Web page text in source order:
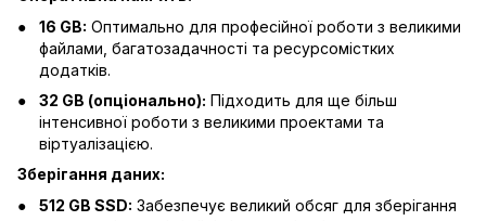
16 GB: Оптимально для професійної роботи з великими
файлами, багатозадачності та ресурсомістких
додатків.
32 GB (опціонально): Підходить для ще більш
інтенсивної роботи з великими проектами та
віртуалізацією.
Зберігання даних:
512 GB SSD: Забезпечує великий обсяг для зберігання